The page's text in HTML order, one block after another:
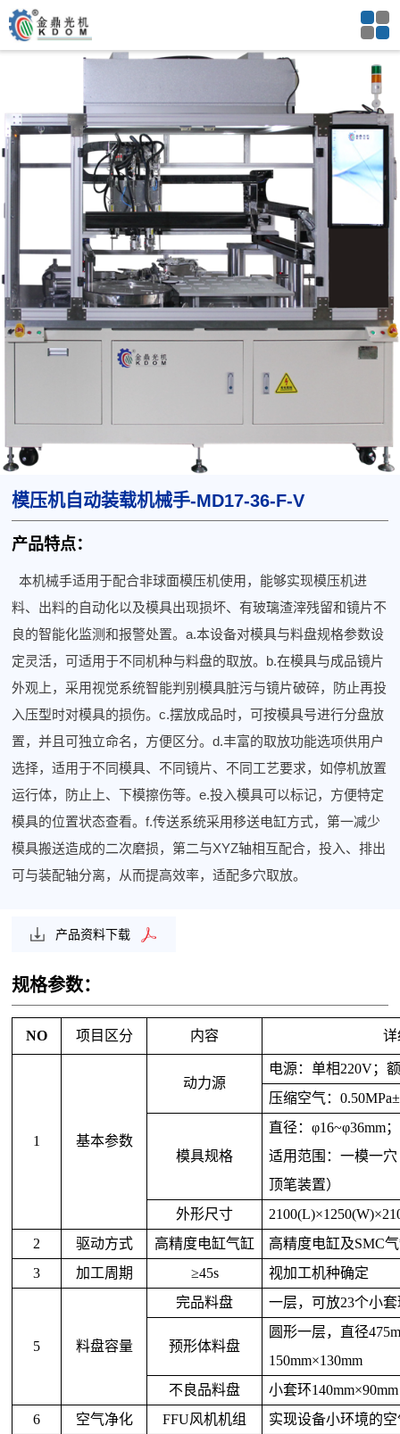
模压机自动装载机械手-MD17-36-F-V
产品特点：
本机械手适用于配合非球面模压机使用，能够实现模压机进
料、出料的自动化以及模具出现损坏、有玻璃渣滓残留和镜片不
良的智能化监测和报警处置。a.本设备对模具与料盘规格参数设
定灵活，可适用于不同机种与料盘的取放。b.在模具与成品镜片
外观上，采用视觉系统智能判别模具脏污与镜片破碎，防止再投
入压型时对模具的损伤。c.摆放成品时，可按模具号进行分盘放
置，并且可独立命名，方便区分。d.丰富的取放功能选项供用户
选择，适用于不同模具、不同镜片、不同工艺要求，如停机放置
运行体，防止上、下模擦伤等。e.投入模具可以标记，方便特定
模具的位置状态查看。f.传送系统采用移送电缸方式，第一减少
模具搬送造成的二次磨损，第二与XYZ轴相互配合，投入、排出
可与装配轴分离，从而提高效率，适配多穴取放。
产品资料下载
规格参数：
NO 项目区分 内容
1 基本参数
动力源
电源：单相220V；
压缩空气：
模具规格
直径：φ16~φ36mm
适用范围：一模一
顶笔装置）
外形尺寸
2
驱动方式 高精度电缸气缸
高精度电缸及SMC
3
加工周期 ≥45s 视加工机种确定
5 料盘容量
完品料盘 一层，可放23个小套
预形体料盘
圆形一层，直径
150mm×130mm
不良品料盘
小套环140mm×90mm
6
空气净化 FFU风机机组 实现设备小环境的